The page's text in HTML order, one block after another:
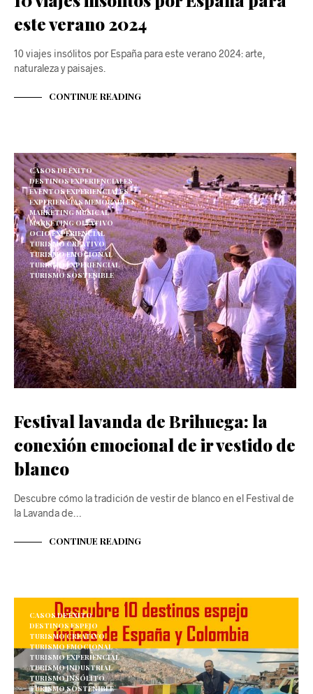
este verano 2024
10 viajes insólitos por España para este verano 2024: arte,
naturaleza y paisajes.
CONTINUE READING
CASOS DE ÉXITO
DESTINOS EXPERIENCIALES
EVENTOS EXPERIENCIALES
EXPERIENCIAS MEMORABLES
MARKETING MUSICAL
MARKETING OLFATIVO
OCIO EXPERIENCIAL
TURISMO CREATIVO
TURISMO EMOCIONAL
TURISMO EXPERIENCIAL
TURISMO SOSTENIBLE
Festival lavanda de Brihuega: la
conexión emocional de ir vestido de
blanco
Descubre cómo la tradición de vestir de blanco en el Festival de
la Lavanda de…
CONTINUE READING
CASOS DE ÉXITO
DESTINOS ESPEJO
TURISMO CREATIVO
TURISMO EMOCIONAL
TURISMO EXPERIENCIAL
TURISMO INDUSTRIAL
TURISMO INSÓLITO
TURISMO SOSTENIBLE